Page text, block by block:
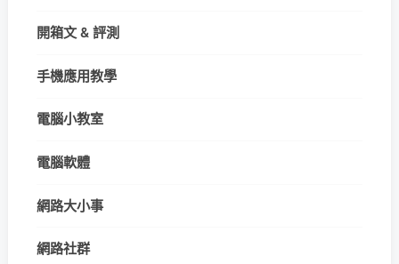
開箱文 & 評測
手機應用教學
電腦小教室
電腦軟體
網路大小事
網路社群